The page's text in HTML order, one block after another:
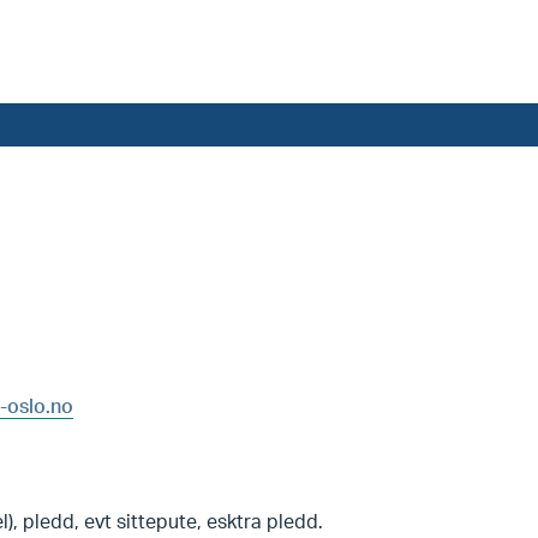
oslo.no
pledd, evt sittepute, esktra pledd.